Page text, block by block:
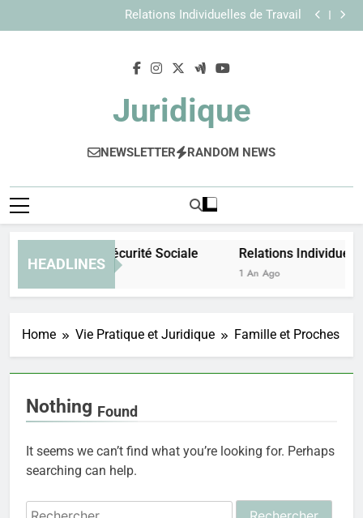
to
Relations Individuelles de Travail
Droit de la Sécurité Sociale
Juridique
NEWSLETTER RANDOM NEWS
HEADLINES
Droit de la Sécurité Sociale
1 An Ago
Relations
1 An Ago
Home Vie Pratique et Juridique Famille et Proches
Nothing Found
It seems we can’t find what you’re looking for. Perhaps
searching can help.
Rechercher :